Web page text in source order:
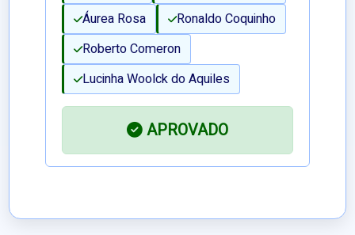
Áurea Rosa
Ronaldo Coquinho
Roberto Comeron
Lucinha Woolck do Aquiles
APROVADO